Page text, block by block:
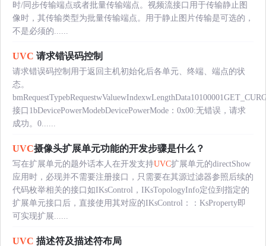
时/同步传输端点或者批量传输端点。视频流接口用于传输静止图
像时，其传输类型为批量传输端点。用于静止图片传输是可选的，
不是必须的......
UVC 请求错误码控制
请求错误码控制用于返回主机初始化后各单元、终端、端点的状
态。
接口1bDevicePowerModebDevicePowerMode：0x00:无错误，请求
成功。0......
UVC摄像头扩展单元功能的开发步骤是什么？
写在扩展单元的题外话本人在开发支持UVC扩展单元的directShow
应用时，必现并不需要注册接口，只需要在其源过滤器参照后续的
代码枚举相关的接口如IKsControl，IKsTopologyInfo定位到指定的
扩展单元接口后，直接使用其对应的IKsControl：：KsProperty即
可实现扩展......
UVC 描述符及描述符布局